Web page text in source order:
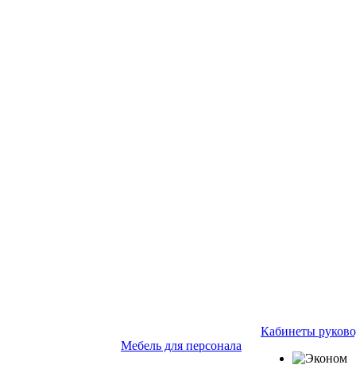
Мебель для персонала
Кабинеты